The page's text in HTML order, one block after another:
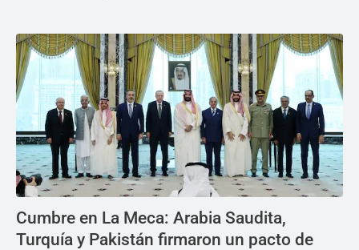
Cumbre en La Meca: Arabia Saudita,
Turquía y Pakistán firmaron un pacto de